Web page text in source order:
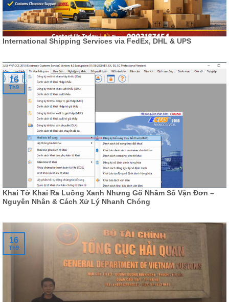
International Shipping Services via FedEx, DHL & UPS
Khai Tờ Khai Ra Luồng Xanh Nhưng Gõ Nhầm Số Vận Đơn –
Nguyên Nhân & Cách Xử Lý Nhanh Chóng
16
Th9
16
Th9